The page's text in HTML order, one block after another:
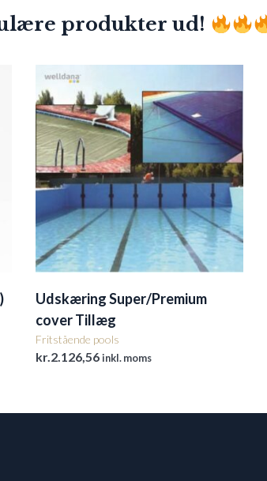
produkter ud!
Udskæring Super/Premium
cover Tillæg
Fritstående pools
kr.2.126,56inkl. moms